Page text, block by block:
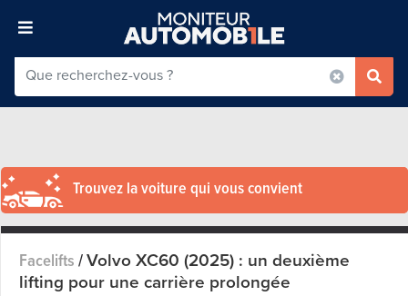
Trouvez la voiture qui vous convient
Facelifts/Volvo XC60 (2025) : un deuxième
lifting pour une carrière prolongée